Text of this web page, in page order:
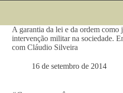
A garantia da lei e da ordem como
intervenção militar na sociedade.
com Cláudio Silveira
16 de setembro de 2014